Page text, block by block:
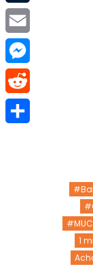
1
Tumblr
Email
Messenger
Reddit